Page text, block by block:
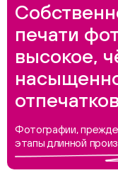
печати
высокое,
Фотографии, прежде
этапы длинной